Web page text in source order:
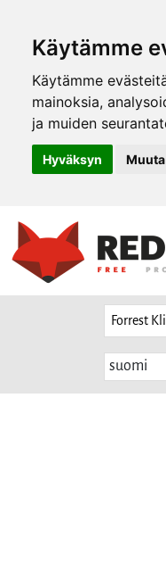
Käytämme
Käytämme
mainoksia,
ja muiden
Hyväksyn
suomi